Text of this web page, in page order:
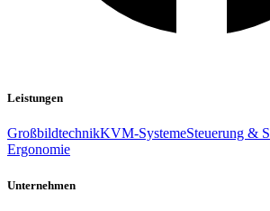
Leistungen
GroßbildtechnikKVM-SystemeSteuerung &
Ergonomie
Unternehmen